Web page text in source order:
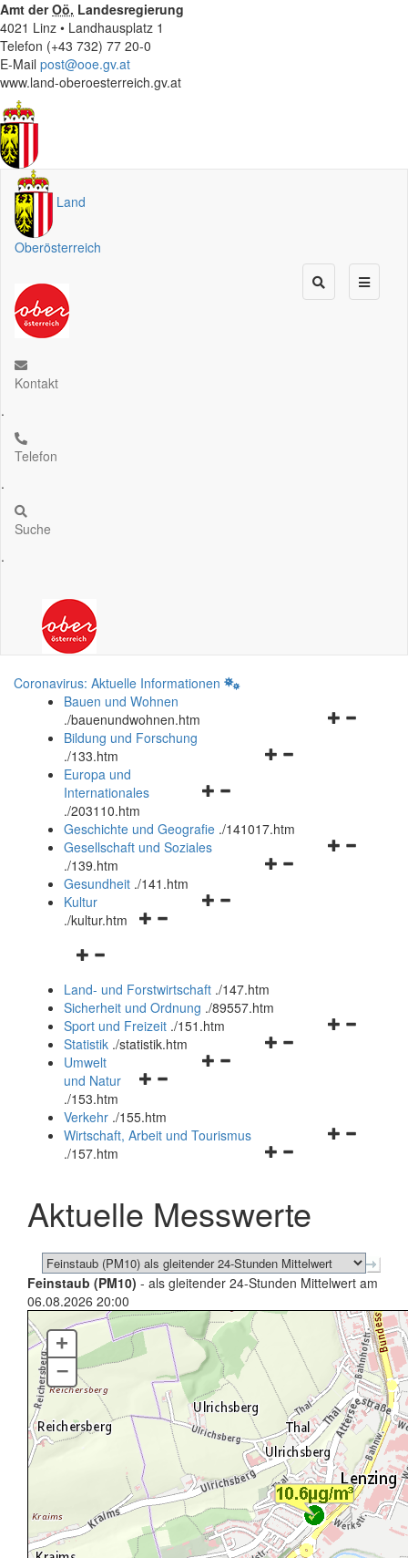
Amt derOö. Landesregierung
4021 Linz • Landhausplatz 1
Telefon (+43 732) 77 20-0
E-Mail post@ooe.gv.at
www.land-oberoesterreich.gv.at
Land
Oberösterreich
Kontakt
.
Telefon
.
Suche
.
Coronavirus: Aktuelle Informationen
Bauen und Wohnen
./bauenundwohnen.htm
Navigationsmenü
Bildung und Forschung
./133.htm
Navigationsmenü
und
schließen
Europa und
Internationales
./203110.htm
Geschichte und Geografie ./141017.htm
Navigationsmenü
Gesellschaft und Soziales
./139.htm
Navigationsmenü
Gesundheit ./141.htm
Navigationsmenü
Kultur
./kultur.htm
Navigationsmenü
und
schließen
Land- und Forstwirtschaft ./147.htm
Sicherheit und Ordnung ./89557.htm
Navigationsmenü
Sport und Freizeit ./151.htm
Navigationsmenü
Statistik ./statistik.htm
Navigationsmenü
und
schließen
Umwelt
und Natur
./153.htm
Verkehr ./155.htm
Navigationsmenü
schließen
Wirtschaft, Arbeit und Tourismus
./157.htm
Aktuelle Messwerte
Feinstaub (PM10) - als gleitender 24-Stunden Mittelwert am
06.08.2026 20:00
+
–